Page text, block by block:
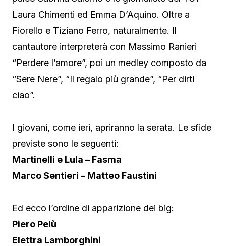
Laura Chimenti ed Emma D’Aquino. Oltre a
Fiorello e Tiziano Ferro, naturalmente. Il
cantautore interpreterà con Massimo Ranieri
“Perdere l’amore”, poi un medley composto da
“Sere Nere”, “Il regalo più grande”, “Per dirti
ciao”.
I giovani, come ieri, apriranno la serata. Le sfide
previste sono le seguenti:
Martinelli e Lula – Fasma
Marco Sentieri – Matteo Faustini
Ed ecco l’ordine di apparizione dei big:
Piero Pelù
Elettra Lamborghini